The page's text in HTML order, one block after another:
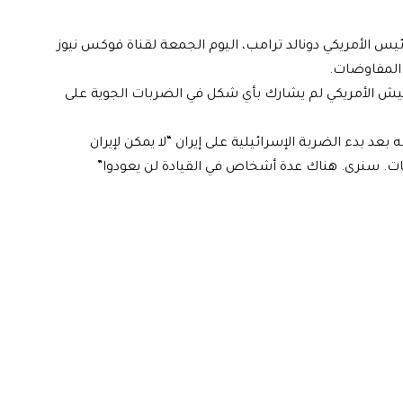
الأمريكي دونالد ترامب، اليوم الجمعة لقناة فوكس نيوز
المفاوضات.
الأمريكي لم يشارك بأي شكل في الضربات الجوية على
بدء الضربة الإسرائيلية على إيران “لا يمكن لإيران
سنرى. هناك عدة أشخاص في القيادة لن يعودوا”